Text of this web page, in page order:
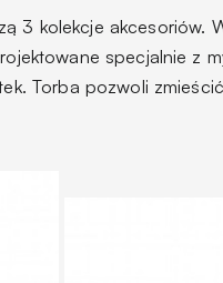
3 kolekcje akcesoriów.
specjalnie z
Torba pozwoli